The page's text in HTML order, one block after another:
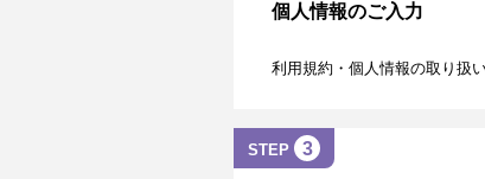
個人情報のご入力
利用規約・個人情報の取り扱
STEP 3